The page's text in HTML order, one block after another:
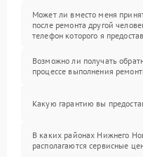
Может ли вместо меня
после ремонта другой
телефон которого я
Возможно ли получать
процессе выполнения
Какую гарантию вы
В каких районах Нижнего
располагаются сервисные